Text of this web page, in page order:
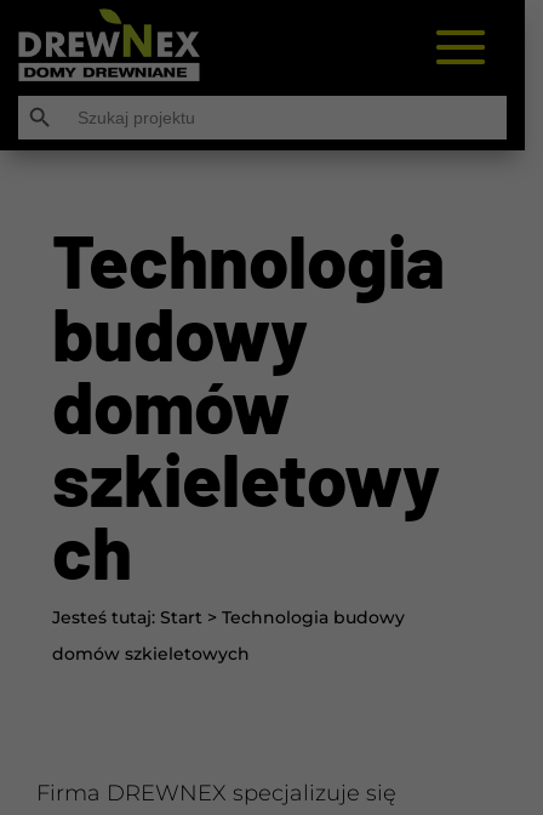
Search
for:
Search Button
Technologia
budowy
domów
szkieletowy
ch
Jesteś tutaj:Start >Technologia budowy
domów szkieletowych
Firma DREWNEX specjalizuje się